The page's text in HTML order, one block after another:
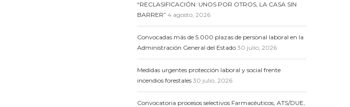
“RECLASIFICACIÓN: UNOS POR OTROS, LA CASA SIN
BARRER” 4 agosto, 2026
Convocadas más de 5.000 plazas de personal laboral en la
Administración General del Estado 30 julio, 2026
Medidas urgentes protección laboral y social frente
incendios forestales 30 julio, 2026
Convocatoria procesos selectivos Farmacéuticos, ATS/DUE,